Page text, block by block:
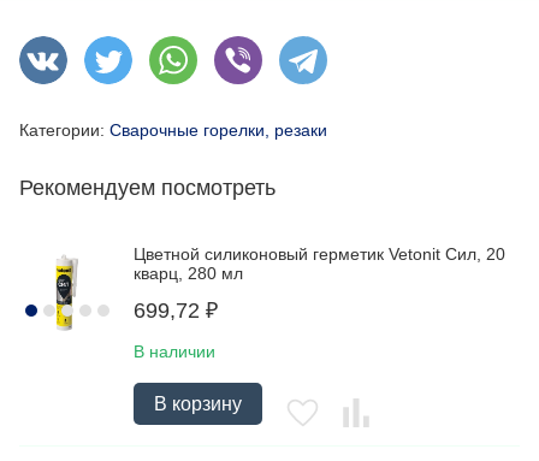
Категории: Сварочные горелки, резаки
Рекомендуем посмотреть
Цветной силиконовый герметик Vetonit Сил, 20
кварц, 280 мл
699,72 ₽
В наличии
В корзину